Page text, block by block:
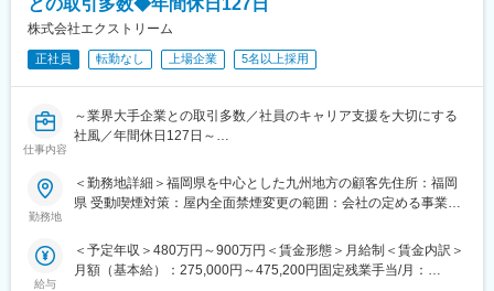
との取引多数◆年間休日127日
株式会社エクストリーム
正社員 転勤なし 上場企業 5名以上採用
仕事内容
～業界大手企業との取引多数／社員のキャリア支援を大切にする
社風／年間休日127日～
■業務内容：
組み込み・制御エンジニアとして、要件定義から基本設計、仕様
■業務詳細：
勤務地
＜勤務地詳細＞福岡県を中心とした九州地方の顧客先住所：福岡
県 受動喫煙対策：屋内全面禁煙変更の範囲：会社の定める事業所
給与
＜予定年収＞480万円～900万円＜賃金形態＞月給制＜賃金内訳＞
月額（基本給）：275,000円～475,200円固定残業手当/月：